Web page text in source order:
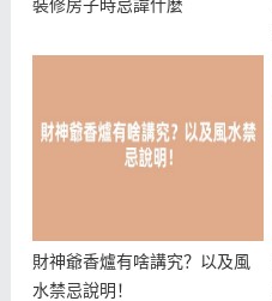
裝修房子時忌諱什麼
財神爺香爐有啥講究？以及風
水禁忌說明！